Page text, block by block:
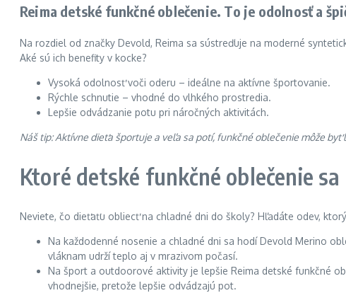
Reima detské funkčné oblečenie. To je odolnosť a
Na rozdiel od značky Devold, Reima sa sústreďuje na moderné
Aké sú ich benefity v kocke?
Vysoká odolnosť voči oderu – ideálne na aktívne športovanie.
Rýchle schnutie – vhodné do vlhkého prostredia.
Lepšie odvádzanie potu pri náročných aktivitách.
Náš tip: Aktívne dieťa športuje a veľa sa potí, funkčné oblečenie môže
Ktoré detské funkčné oblečenie
Neviete, čo dieťaťu obliecť na chladné dni do školy? Hľadáte odev,
Na každodenné nosenie a chladné dni sa hodí Devold Merino
vláknam udrží teplo aj v mrazivom počasí.
Na šport a outdoorové aktivity je lepšie Reima detské funkčné
vhodnejšie, pretože lepšie odvádzajú pot.